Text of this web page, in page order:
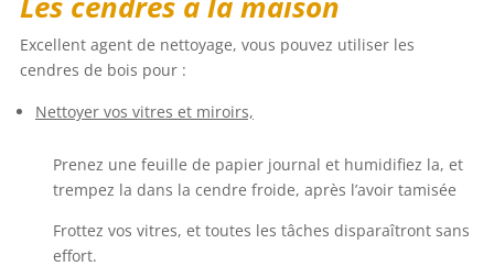
Excellent agent de nettoyage, vous pouvez utiliser les
cendres de bois pour :
Nettoyer vos vitres et miroirs,
Prenez une feuille de papier journal et humidifiez la, et
trempez la dans la cendre froide, après l’avoir tamisée
Frottez vos vitres, et toutes les tâches disparaîtront sans
effort.